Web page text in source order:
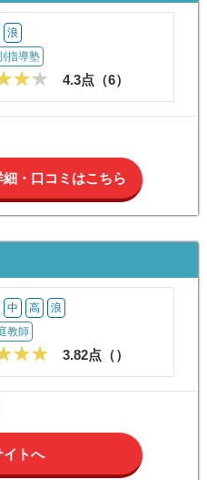
浪
指導塾
4.3点（6）
・口コミはこちら
中 高 浪
教師
3.82点（）
イトへ